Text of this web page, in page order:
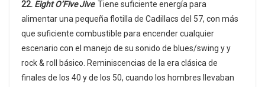
22. Eight O’Five Jive. Tiene suficiente energía para
alimentar una pequeña flotilla de Cadillacs del 57, con más
que suficiente combustible para encender cualquier
escenario con el manejo de su sonido de blues/swing y y
rock & roll básico. Reminiscencias de la era clásica de
finales de los 40 y de los 50, cuando los hombres llevaban